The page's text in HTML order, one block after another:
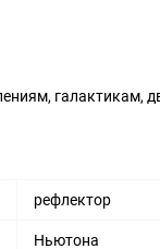
галактикам,
рефлектор
Ньютона